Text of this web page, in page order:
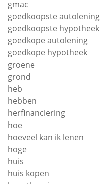
gmac
goedkoopste autolening
goedkoopste hypotheek
goedkope autolening
goedkope hypotheek
groene
grond
heb
hebben
herfinanciering
hoe
hoeveel kan ik lenen
hoge
huis
huis kopen